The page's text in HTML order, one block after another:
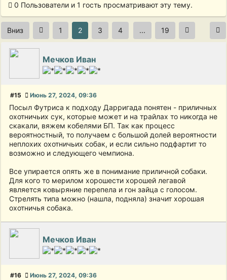
0 Пользователи и 1 гость просматривают эту тему.
Вниз 1 2 3 4 ... 19
Мечков Иван
#15 Июнь 27, 2024, 09:36
Посыл Футриса к подходу Дарригада понятен - приличных
охотничьих сук, которые может и на трайлах то никогда не
скакали, вяжем кобелями БП. Так как процесс
вероятностный, то получаем с большой долей вероятности
неплохих охотничьих собак, и если сильно подфартит то
возможно и следующего чемпиона.
Все упирается опять же в понимание приличной собаки.
Для кого то мерилом хорошести хорошей легавой
является ковыряние перепела и гон зайца с голосом.
Стрелять типа можно (нашла, подняла) значит хорошая
охотничья собака.
Мечков Иван
#16 Июнь 27, 2024, 09:36